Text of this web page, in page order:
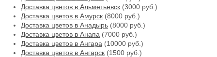
Доставка цветов в Альметьевск (3000 руб.)
Доставка цветов в Амурск (8000 руб.)
Доставка цветов в Анадырь (8000 руб.)
Доставка цветов в Анапа (7000 руб.)
Доставка цветов в Ангара (10000 руб.)
Доставка цветов в Ангарск (1500 руб.)